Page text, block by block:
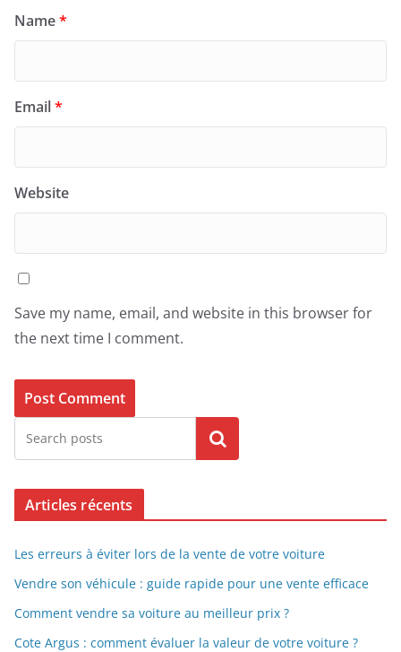
Name*
Email*
Website
Save my name, email, and website in this browser for
the next time I comment.
Search
Articles récents
Les erreurs à éviter lors de la vente de votre voiture
Vendre son véhicule : guide rapide pour une vente efficace
Comment vendre sa voiture au meilleur prix ?
Cote Argus : comment évaluer la valeur de votre voiture ?